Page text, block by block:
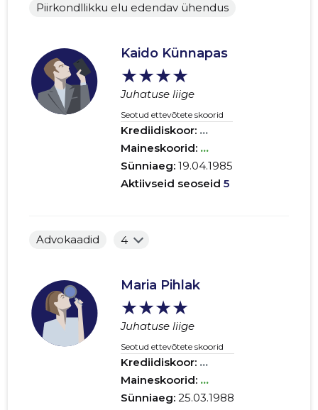
Piirkondllikku elu edendav ühendus
Kaido Künnapas
★★★★
Juhatuse liige
Seotud ettevõtete skoorid
Krediidiskoor: ...
Maineskoorid: ...
Sünniaeg:19.04.1985
Aktiivseid seoseid 5
Advokaadid 4
Maria Pihlak
★★★★
Juhatuse liige
Seotud ettevõtete skoorid
Krediidiskoor: ...
Maineskoorid: ...
Sünniaeg:25.03.1988